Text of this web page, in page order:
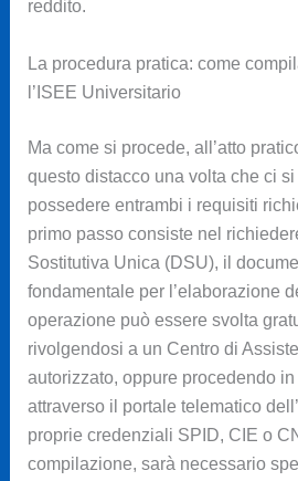
reddito.
La procedura pratica: come
l’ISEE Universitario
Ma come si procede, all’atto
questo distacco una volta che ci
possedere entrambi i requisiti
primo passo consiste nel
Sostitutiva Unica (DSU), il
fondamentale per l’elaborazione
operazione può essere svolta
rivolgendosi a un Centro di
autorizzato, oppure procedendo
attraverso il portale telematico
proprie credenziali SPID, CIE o
compilazione, sarà necessario